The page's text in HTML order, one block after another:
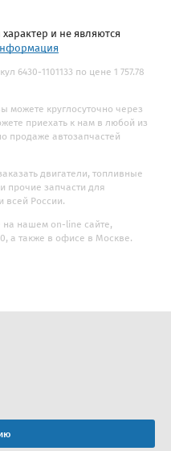
и не являются
6430-1101133 по цене 1 757.78
можете круглосуточно через
приехать к нам в любой из
продаже автозапчастей
двигатели, топливные
прочие запчасти для
всей России.
нашем on-line сайте,
а также в офисе в Москве.